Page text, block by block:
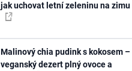
jak uchovat letní zeleninu na zimu
Malinový chia pudink s kokosem –
veganský dezert plný ovoce a